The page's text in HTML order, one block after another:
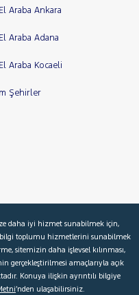
Araba Ankara
Araba Adana
Araba Kocaeli
Şehirler
daha iyi hizmet sunabilmek için,
bilgi toplumu hizmetlerini sunabilmek
sitemizin daha işlevsel kılınması,
gerçekleştirilmesi amaçlarıyla açık
Konuya ilişkin ayrıntılı bilgiye
’nden ulaşabilirsiniz.